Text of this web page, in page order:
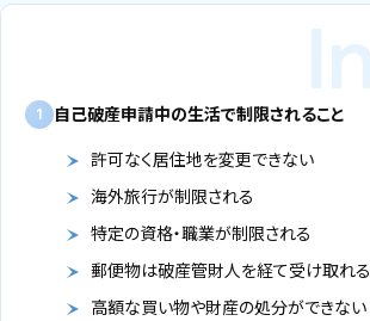
1 自己破産申請中の生活で制限されること
許可なく居住地を変更できない
海外旅行が制限される
特定の資格・職業が制限される
郵便物は破産管財人を経て受け取れる
高額な買い物や財産の処分ができない